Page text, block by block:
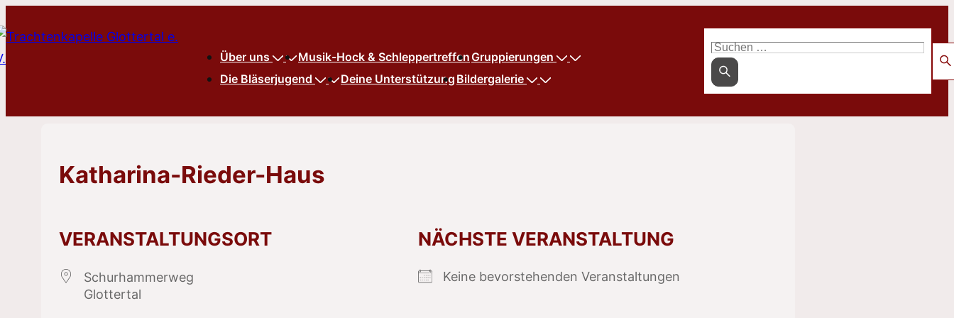
Zum
Über uns Musik-Hock & SchleppertreffenGruppierungen
Die Bläserjugend
Deine Unterstützung Bildergalerie
nach:
Katharina-Rieder-Haus
VERANSTALTUNGSORT
Schurhammerweg
Glottertal
NÄCHSTE VERANSTALTUNG
Keine bevorstehenden Veranstaltungen